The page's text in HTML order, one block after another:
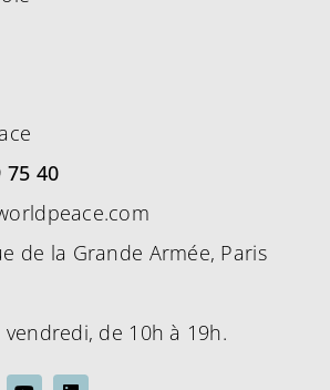
75 40
de la Grande Armée, Paris
de 10h à 19h.